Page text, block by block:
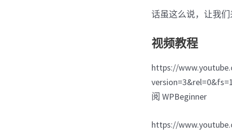
话虽这么说，让我
视频教程
https://
阅 WPBeginner
https://